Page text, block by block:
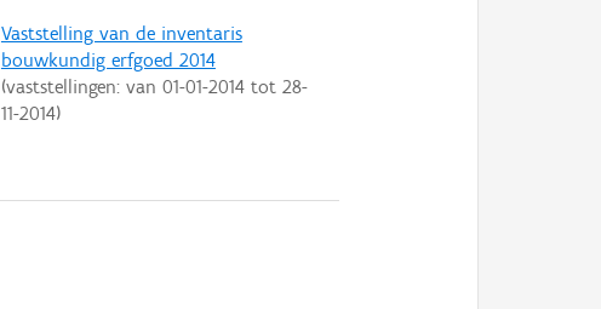
Vaststelling van de inventaris
bouwkundig erfgoed 2014
(vaststellingen: van 01-01-2014tot 28-
11-2014)